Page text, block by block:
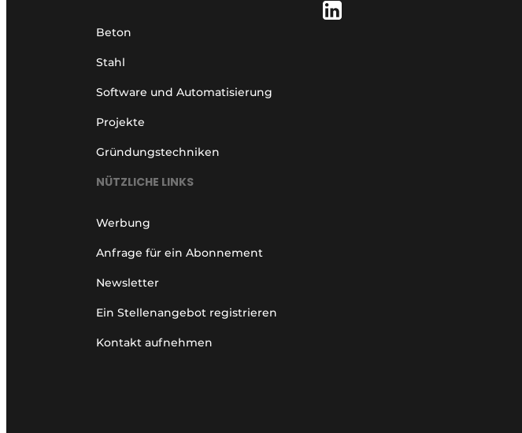
Beton
Stahl
Software und Automatisierung
Projekte
Gründungstechniken
NÜTZLICHE LINKS
Werbung
Anfrage für ein Abonnement
Newsletter
Ein Stellenangebot registrieren
Kontakt aufnehmen